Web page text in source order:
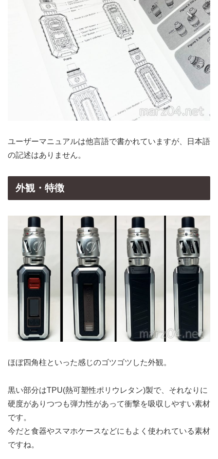
ユーザーマニュアルは他言語で書かれていますが、日本語
の記述はありません。
外観・特徴
ほぼ四角柱といった感じのゴツゴツした外観。
黒い部分はTPU(熱可塑性ポリウレタン)製で、それなりに
硬度がありつつも弾力性があって衝撃を吸収しやすい素材
です。
今だと食器やスマホケースなどにもよく使われている素材
ですね。